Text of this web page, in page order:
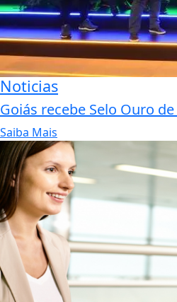
Noticias
Goiás recebe Selo Ouro
Saiba Mais